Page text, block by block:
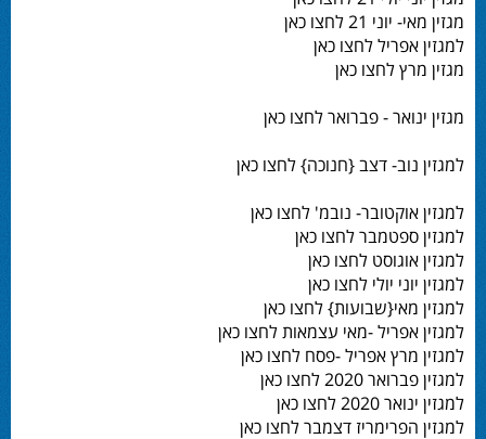
מגזין מאי- יוני 21 לחצו כאן
למגזין אפריל לחצו כאן
מגזין מרץ לחצו כאן
מגזין ינואר - פברואר לחצו כאן
למגזין נוב- דצב {חנוכה} לחצו כאן
למגזין אוקטובר- נובמ' לחצו כאן
למגזין ספטמבר לחצו כאן
למגזין אוגוסט לחצו כאן
למגזין יוני יולי לחצו כאן
למגזין מאי{שבועות} לחצו כאן
למגזין אפריל -מאי עצמאות לחצו כאן
למגזין מרץ אפריל -פסח לחצו כאן
למגזין פברואר 2020 לחצו כאן
למגזין ינואר 2020 לחצו כאן
למגזין הפרימריז דצמבר לחצו כאן